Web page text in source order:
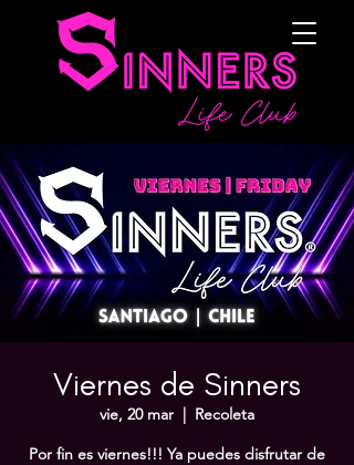
Viernes de Sinners
vie, 20 mar
  |
Recoleta
Por fin es viernes!!! Ya puedes disfrutar de